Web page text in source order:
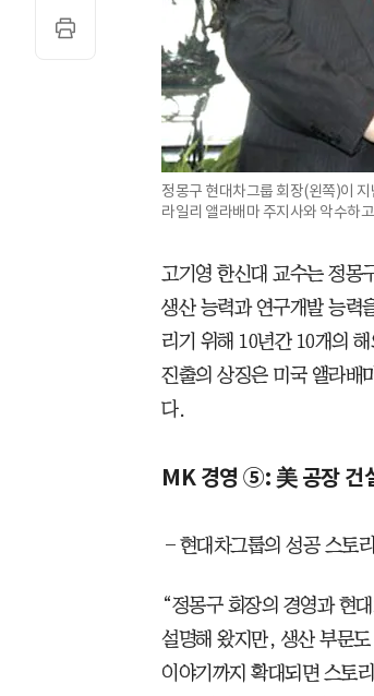
정몽구 현대차그룹 회장(왼쪽)이
라일리 앨라배마 주지사와 악수하
고기영 한신대 교수는 정몽
생산 능력과 연구개발 능력
리기 위해 10년간 10개의
진출의 상징은 미국 앨라배
다.
MK 경영 ⑤: 美 공장 건
―현대차그룹의 성공 스토
“정몽구 회장의 경영과 현
설명해 왔지만, 생산 부문
이야기까지 확대되면 스토